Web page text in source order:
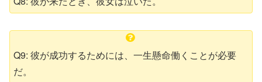
Q9: 彼が成功するためには、一生懸命働くことが必要
だ。